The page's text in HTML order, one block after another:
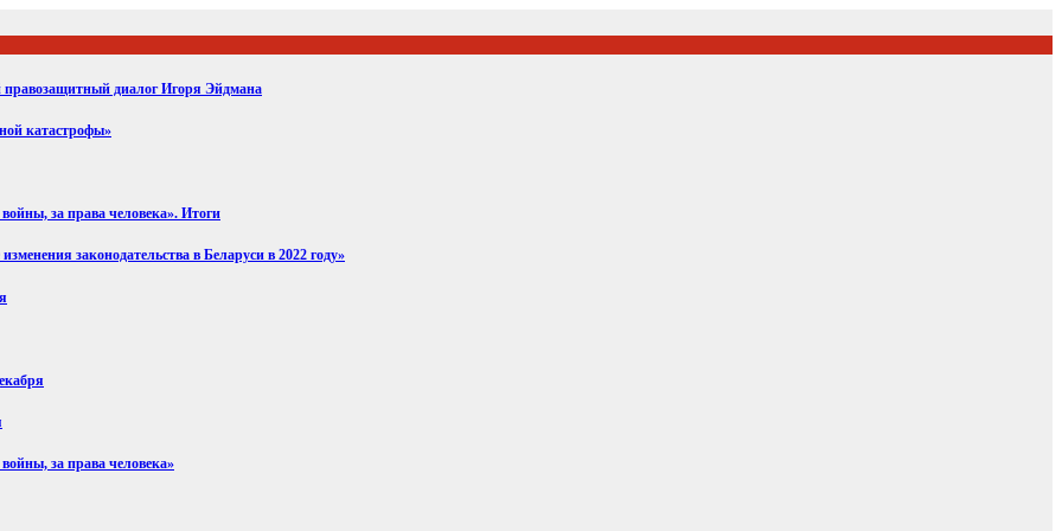
правозащитный диалог Игоря Эйдмана
катастрофы»
за права человека». Итоги
законодательства в Беларуси в 2022 году»
за права человека»